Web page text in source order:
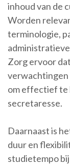
inhoud van de
Worden
terminologie,
Zorg ervoor
verwachtingen
om effectief te
secretaresse.
Daarnaast is
duur en
studietempo